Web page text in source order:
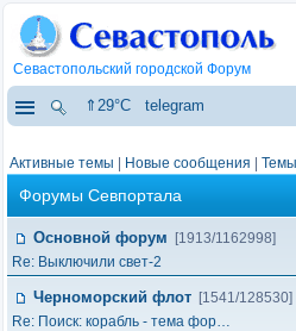
Севастопольский городской Форум
⇑29°C telegram
Активные темы Новые сообщения
Форумы Севпортала
Основной форум
[1913/1162998]
Re: Выключили свет-2
Черноморский флот [1541/128530]
Re: Поиск: корабль - тема фор…